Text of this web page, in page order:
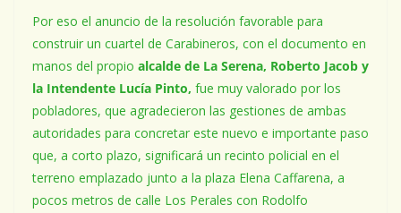
Por eso el anuncio de la resolución favorable para
construir un cuartel de Carabineros, con el documento en
manos del propio alcalde de La Serena, Roberto Jacob y
la Intendente Lucía Pinto, fue muy valorado por los
pobladores, que agradecieron las gestiones de ambas
autoridades para concretar este nuevo e importante paso
que, a corto plazo, significará un recinto policial en el
terreno emplazado junto a la plaza Elena Caffarena, a
pocos metros de calle Los Perales con Rodolfo